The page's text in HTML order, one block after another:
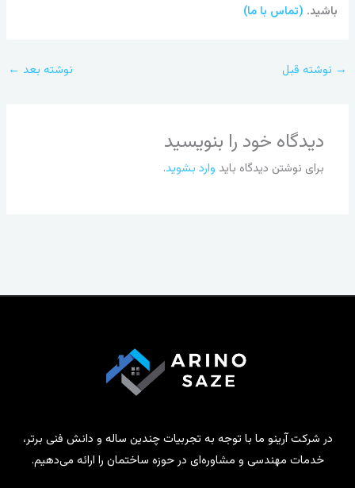
باشید. (تماس با ما)
→ نوشته قبل نوشته بعد ←
دیدگاه‌ خود را بنویسید
برای نوشتن دیدگاه باید وارد بشوید.
در شرکت آرینو ما با توجه به تجربیات چندین ساله و دانش فنی برتر،
خدمات مهندسی و مشاوره‌ای در حوزه ساختمان را ارائه می‌دهیم.